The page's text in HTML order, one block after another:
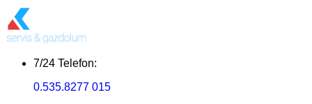
7/24 Telefon:
0.535.8277 015